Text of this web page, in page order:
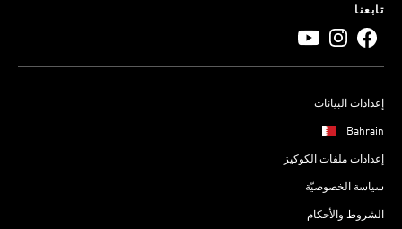
تابعنا
إعدادات البيانات
Bahrain
إعدادات ملفات الكوكيز
سياسة الخصوصيّة
الشروط والأحكام